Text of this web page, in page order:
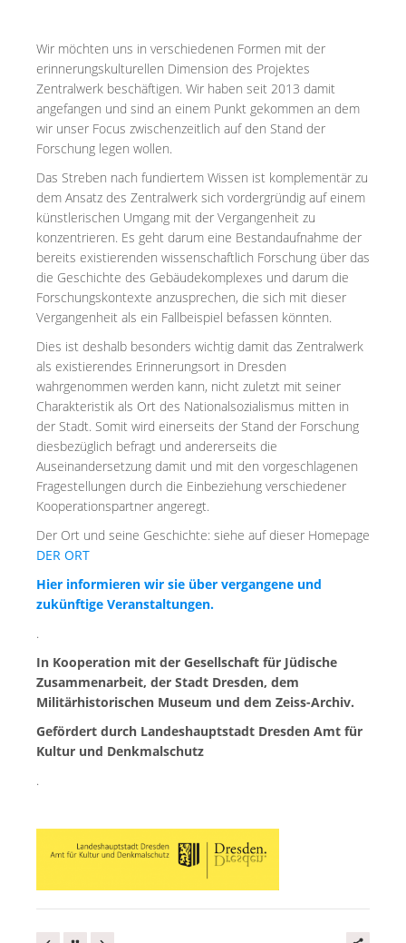
Wir möchten uns in verschiedenen Formen mit der
erinnerungskulturellen Dimension des Projektes
Zentralwerk beschäftigen. Wir haben seit 2013 damit
angefangen und sind an einem Punkt gekommen an dem
wir unser Focus zwischenzeitlich auf den Stand der
Forschung legen wollen.
Das Streben nach fundiertem Wissen ist komplementär zu
dem Ansatz des Zentralwerk sich vordergründig auf einem
künstlerischen Umgang mit der Vergangenheit zu
konzentrieren. Es geht darum eine Bestandaufnahme der
bereits existierenden wissenschaftlich Forschung über das
die Geschichte des Gebäudekomplexes und darum die
Forschungskontexte anzusprechen, die sich mit dieser
Vergangenheit als ein Fallbeispiel befassen könnten.
Dies ist deshalb besonders wichtig damit das Zentralwerk
als existierendes Erinnerungsort in Dresden
wahrgenommen werden kann, nicht zuletzt mit seiner
Charakteristik als Ort des Nationalsozialismus mitten in
der Stadt. Somit wird einerseits der Stand der Forschung
diesbezüglich befragt und andererseits die
Auseinandersetzung damit und mit den vorgeschlagenen
Fragestellungen durch die Einbeziehung verschiedener
Kooperationspartner angeregt.
Der Ort und seine Geschichte: siehe auf dieser Homepage
DER ORT
Hier informieren wir sie über vergangene und
zukünftige Veranstaltungen.
.
In Kooperation mit der Gesellschaft für Jüdische
Zusammenarbeit, der Stadt Dresden, dem
Militärhistorischen Museum und dem Zeiss-Archiv.
Gefördert durch Landeshauptstadt Dresden Amt für
Kultur und Denkmalschutz
.